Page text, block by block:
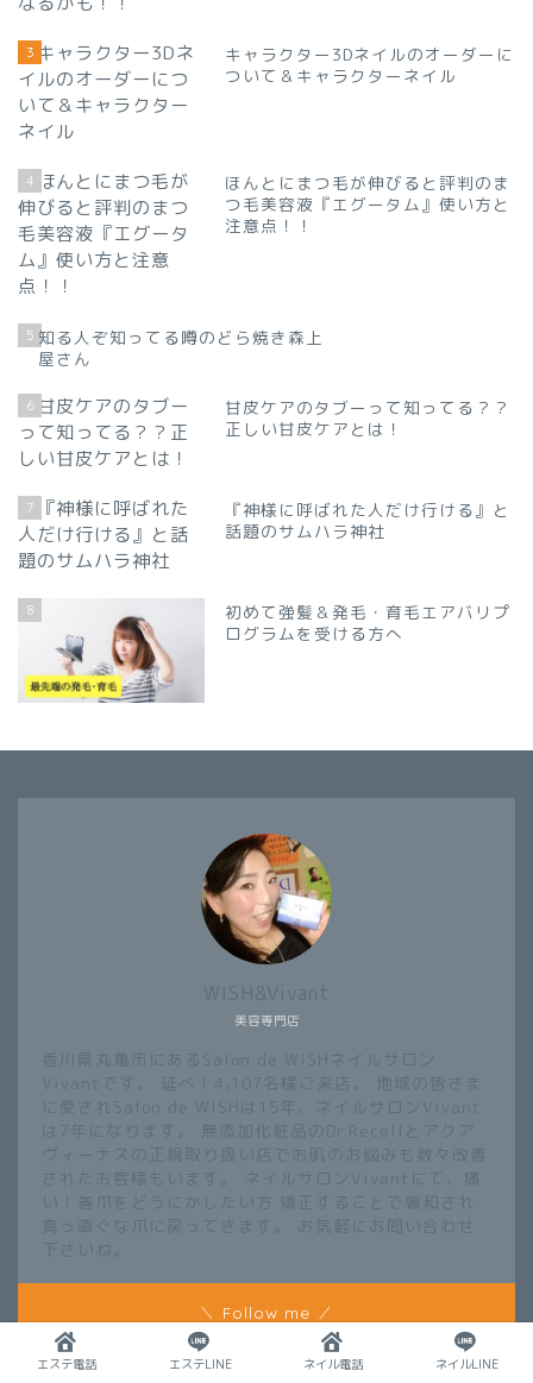
3
キャラクター3Dネイルのオーダーに
ついて＆キャラクターネイル
4
ほんとにまつ毛が伸びると評判のま
つ毛美容液『エグータム』使い方と
注意点！！
5 知る人ぞ知ってる噂のどら焼き森上
屋さん
6
甘皮ケアのタブーって知ってる？？
正しい甘皮ケアとは！
7
『神様に呼ばれた人だけ行ける』と
話題のサムハラ神社
8
初めて強髪＆発毛・育毛エアバリプ
ログラムを受ける方へ
美容専門店
WISH&Vivant
香川県丸亀市にあるSalon de WISHネイルサロン
Vivantです。 延べ！4,107名様ご来店。 地域の皆さま
に愛されSalon de WISHは15年、ネイルサロンVivant
は7年になります。 無添加化粧品のDr.Recellとアクア
ヴィーナスの正規取り扱い店でお肌のお悩みも数々改善
されたお客様もいます。 ネイルサロンVivantにて、痛
い！巻爪をどうにかしたい方 矯正することで緩和され
真っ直ぐな爪に戻ってきます。 お気軽にお問い合わせ
下さいね。
＼ Follow me ／
エステ電話 エステLINE ネイル電話 ネイルLINE